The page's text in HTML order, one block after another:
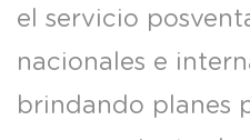
el servicio
nacionales e
brindando planes